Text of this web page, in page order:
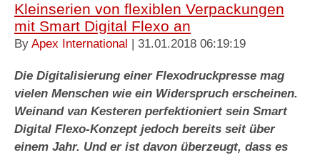
Kleinserien von flexiblen Verpackungen
mit Smart Digital Flexo an
By Apex International | 31.01.2018 06:19:19
Die Digitalisierung einer Flexodruckpresse mag
vielen Menschen wie ein Widerspruch erscheinen.
Weinand van Kesteren perfektioniert sein Smart
Digital Flexo-Konzept jedoch bereits seit über
einem Jahr. Und er ist davon überzeugt, dass es